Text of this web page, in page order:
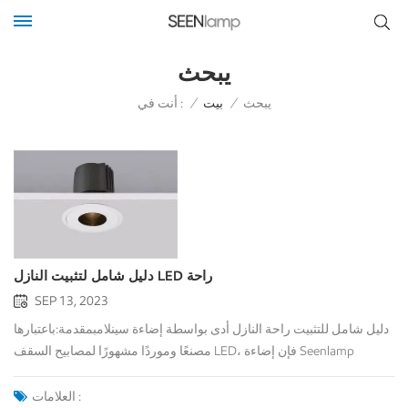
يبحث
أنت في : / بيت / يبحث
دليل شامل لتثبيت النازل LED راحة
SEP 13, 2023
دليل شامل للتثبيت راحة النازل أدى بواسطة إضاءة سينلامبمقدمة:باعتبارها
مصنعًا وموردًا مشهورًا لمصابيح السقف LED، فإن إضاءة Seenlamp
مخصصة لتوفير مجموعة واسعة من مصابيح LED عالية الجودة بأسعار
تنافسية، مثل أدى النازل، أضواء كاشفة LED ، أضواء المسار LED ، ضوء
العلامات :